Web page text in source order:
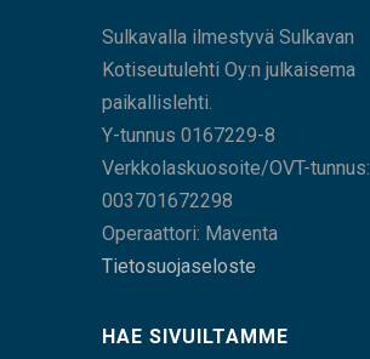
Sulkavalla ilmestyvä Sulkavan
Kotiseutulehti Oy:n julkaisema
paikallislehti.
Y-tunnus 0167229-8
Verkkolaskuosoite/OVT-tunnus:
003701672298
Operaattori: Maventa
Tietosuojaseloste
HAE SIVUILTAMME